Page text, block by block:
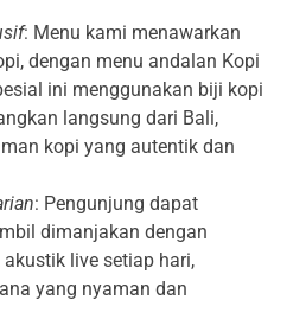
: Menu kami menawarkan
dengan menu andalan Kopi
ini menggunakan biji kopi
langsung dari Bali,
kopi yang autentik dan
: Pengunjung dapat
dimanjakan dengan
live setiap hari,
yang nyaman dan